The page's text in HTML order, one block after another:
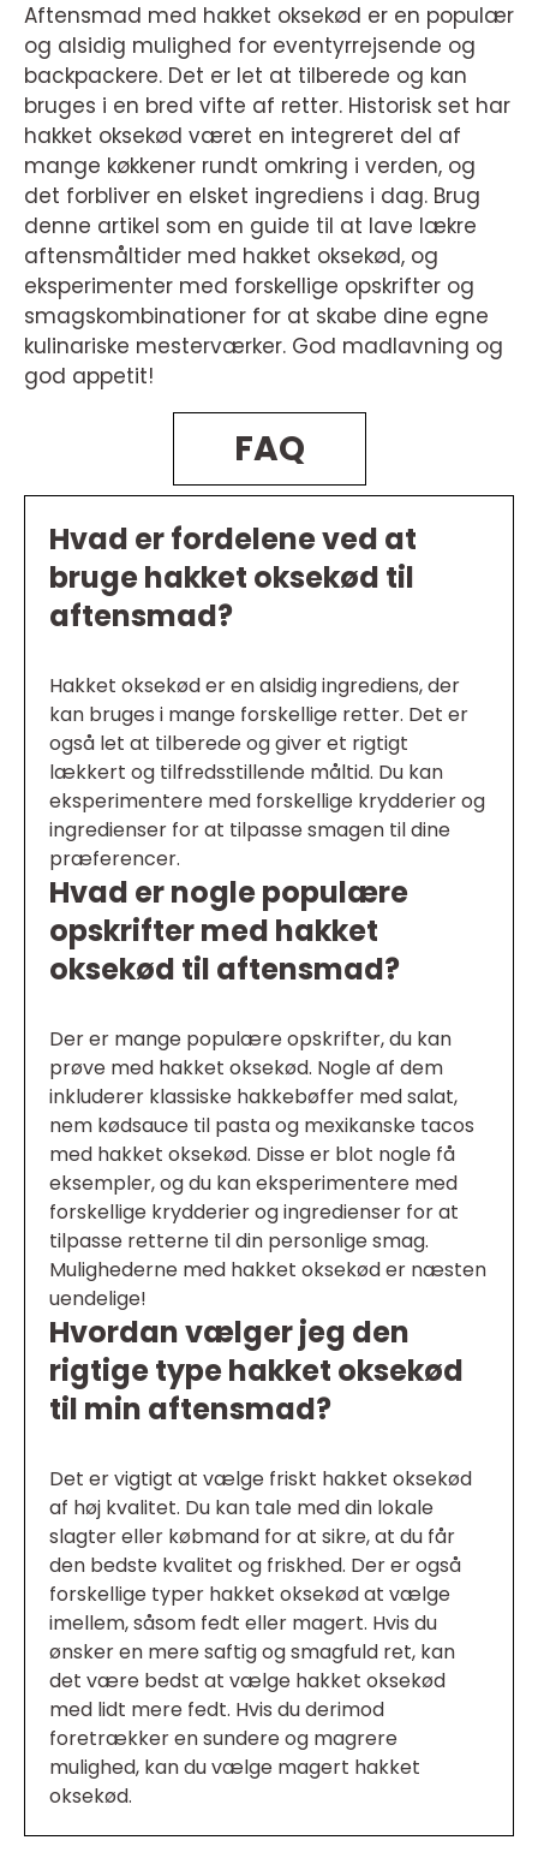
Aftensmad med hakket oksekød er en populær
og alsidig mulighed for eventyrrejsende og
backpackere. Det er let at tilberede og kan
bruges i en bred vifte af retter. Historisk set har
hakket oksekød været en integreret del af
mange køkkener rundt omkring i verden, og
det forbliver en elsket ingrediens i dag. Brug
denne artikel som en guide til at lave lækre
aftensmåltider med hakket oksekød, og
eksperimenter med forskellige opskrifter og
smagskombinationer for at skabe dine egne
kulinariske mesterværker. God madlavning og
god appetit!
FAQ
Hvad er fordelene ved at
bruge hakket oksekød til
aftensmad?
Hakket oksekød er en alsidig ingrediens, der
kan bruges i mange forskellige retter. Det er
også let at tilberede og giver et rigtigt
lækkert og tilfredsstillende måltid. Du kan
eksperimentere med forskellige krydderier og
ingredienser for at tilpasse smagen til dine
præferencer.
Hvad er nogle populære
opskrifter med hakket
oksekød til aftensmad?
Der er mange populære opskrifter, du kan
prøve med hakket oksekød. Nogle af dem
inkluderer klassiske hakkebøffer med salat,
nem kødsauce til pasta og mexikanske tacos
med hakket oksekød. Disse er blot nogle få
eksempler, og du kan eksperimentere med
forskellige krydderier og ingredienser for at
tilpasse retterne til din personlige smag.
Mulighederne med hakket oksekød er næsten
uendelige!
Hvordan vælger jeg den
rigtige type hakket oksekød
til min aftensmad?
Det er vigtigt at vælge friskt hakket oksekød
af høj kvalitet. Du kan tale med din lokale
slagter eller købmand for at sikre, at du får
den bedste kvalitet og friskhed. Der er også
forskellige typer hakket oksekød at vælge
imellem, såsom fedt eller magert. Hvis du
ønsker en mere saftig og smagfuld ret, kan
det være bedst at vælge hakket oksekød
med lidt mere fedt. Hvis du derimod
foretrækker en sundere og magrere
mulighed, kan du vælge magert hakket
oksekød.